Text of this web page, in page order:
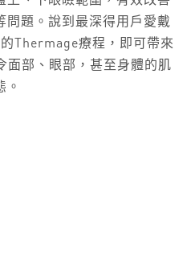
問題。說到最深得用戶愛戴
Thermage療程，即可帶來
面部、眼部，甚至身體的肌
。